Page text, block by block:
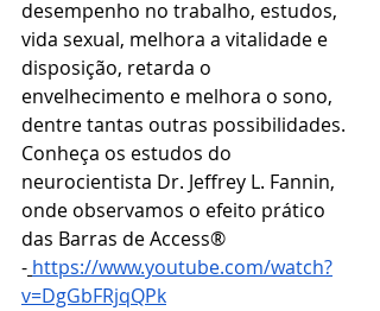
desempenho no trabalho, estudos,
vida sexual, melhora a vitalidade e
disposição, retarda o
envelhecimento e melhora o sono,
dentre tantas outras possibilidades.
Conheça os estudos do
neurocientista Dr. Jeffrey L. Fannin,
onde observamos o efeito prático
das Barras de Access®
- https://www.youtube.com/watch?
v=DgGbFRjqQPk